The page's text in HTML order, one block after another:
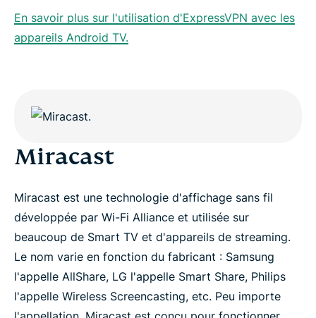
En savoir plus sur l'utilisation d'ExpressVPN avec les
appareils Android TV.
Miracast
Miracast est une technologie d'affichage sans fil
développée par Wi-Fi Alliance et utilisée sur
beaucoup de Smart TV et d'appareils de streaming.
Le nom varie en fonction du fabricant : Samsung
l'appelle AllShare, LG l'appelle Smart Share, Philips
l'appelle Wireless Screencasting, etc. Peu importe